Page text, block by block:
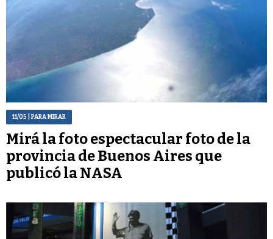
11/05 | PARA MIRAR
Mirá la foto espectacular foto de la
provincia de Buenos Aires que
publicó la NASA